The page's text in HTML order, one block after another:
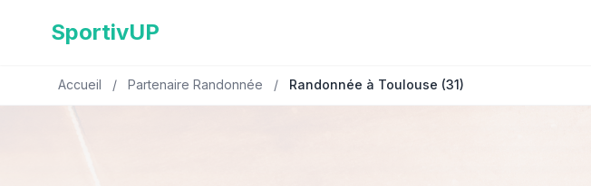
SportivUP
Accueil / Partenaire Randonnée / Randonnée à Toulouse (31)